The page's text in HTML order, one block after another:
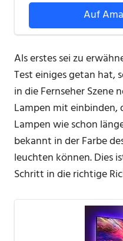
Auf
Als erstes sei zu
Test einiges getan hat,
in die Fernseher Szene
Lampen mit einbinden,
Lampen wie schon
bekannt in der Farbe
leuchten können. Dies
Schritt in die richtige